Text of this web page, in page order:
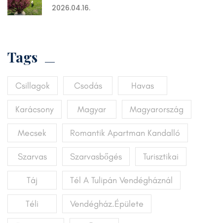
2026.04.16.
Tags
Csillagok Csodás Havas
Karácsony Magyar Magyarország
Mecsek Romantik Apartman Kandalló
Szarvas Szarvasbőgés Turisztikai
Táj Tél A Tulipán Vendégháznál
Téli Vendégház.épülete